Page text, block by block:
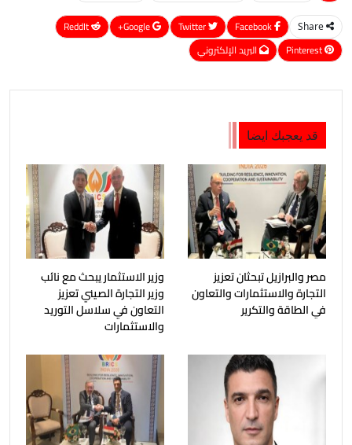
Share
Google+
ReddIt
Pinterest
البريد الإلكتروني
قد يعجبك ايضا
مصر والبرازيل تبحثان تعزيز
التجارة والاستثمارات والتعاون
في الطاقة والتكرير
وزير الاستثمار يبحث مع نائب
وزير التجارة الصيني تعزيز
التعاون في سلاسل التوريد
والاستثمارات